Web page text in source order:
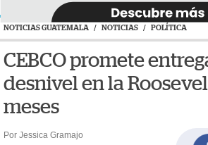
NOTICIAS GUATEMALA / NOTICIAS / POLÍTICA
CEBCO promete
desnivel en la
meses
Por Jessica Gramajo